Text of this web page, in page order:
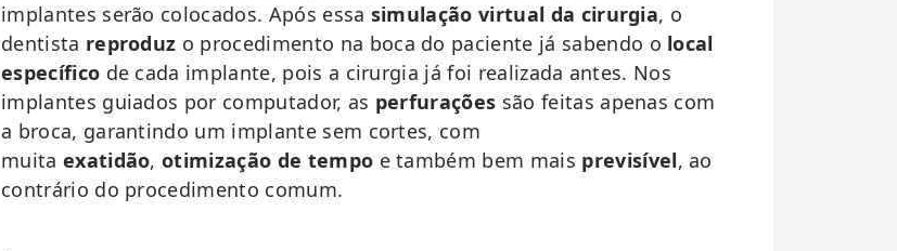
implantes serão colocados. Após essa simulação virtual da cirurgia, o
dentista reproduz o procedimento na boca do paciente já sabendo o local
específico de cada implante, pois a cirurgia já foi realizada antes. Nos
implantes guiados por computador, as perfurações são feitas apenas com
a broca, garantindo um implante sem cortes, com
muita exatidão,otimização de tempo e também bem mais previsível, ao
contrário do procedimento comum.